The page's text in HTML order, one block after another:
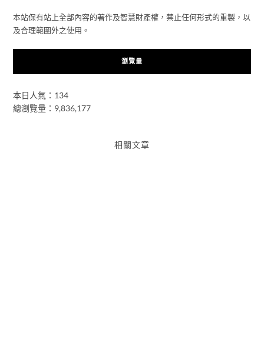
本站保有站上全部內容的著作及智慧財產權，禁止任何形式的重製，以
及合理範圍外之使用。
瀏覽量
本日人氣：134
總瀏覽量：9,836,177
相關文章